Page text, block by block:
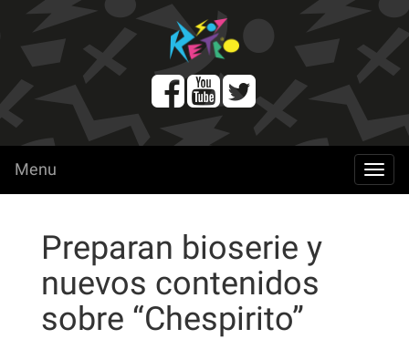
menu
Menu
Preparan bioserie y
nuevos contenidos
sobre “Chespirito”